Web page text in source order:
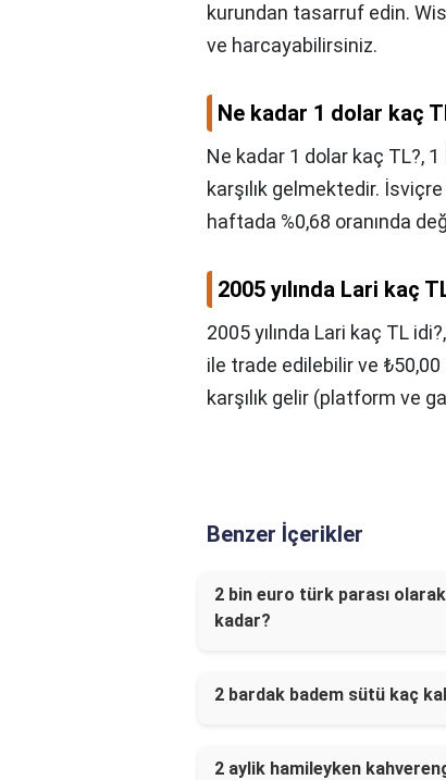
kurundan tasarruf edin.
ve harcayabilirsiniz.
Ne kadar 1 dolar kaç
Ne kadar 1 dolar kaç TL?, 1
karşılık gelmektedir.
haftada %0,68 oranında
2005 yılında Lari kaç
2005 yılında Lari kaç TL idi?,
ile trade edilebilir ve
karşılık gelir (platform ve
Benzer İçerikler
2 bin euro türk parası
kadar?
2 bardak badem sütü kaç
2 aylik hamileyken